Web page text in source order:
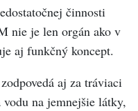
činnosti
nie je len orgán ako v
aj funkčný koncept.
aj za tráviaci
na jemnejšie látky,